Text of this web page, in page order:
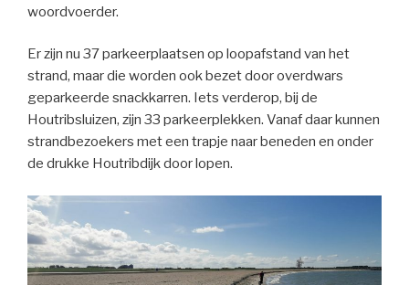
woordvoerder.
Er zijn nu 37 parkeerplaatsen op loopafstand van het
strand, maar die worden ook bezet door overdwars
geparkeerde snackkarren. Iets verderop, bij de
Houtribsluizen, zijn 33 parkeerplekken. Vanaf daar kunnen
strandbezoekers met een trapje naar beneden en onder
de drukke Houtribdijk door lopen.